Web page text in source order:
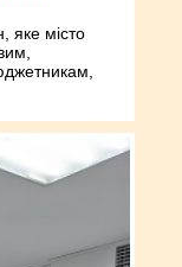
яке місто